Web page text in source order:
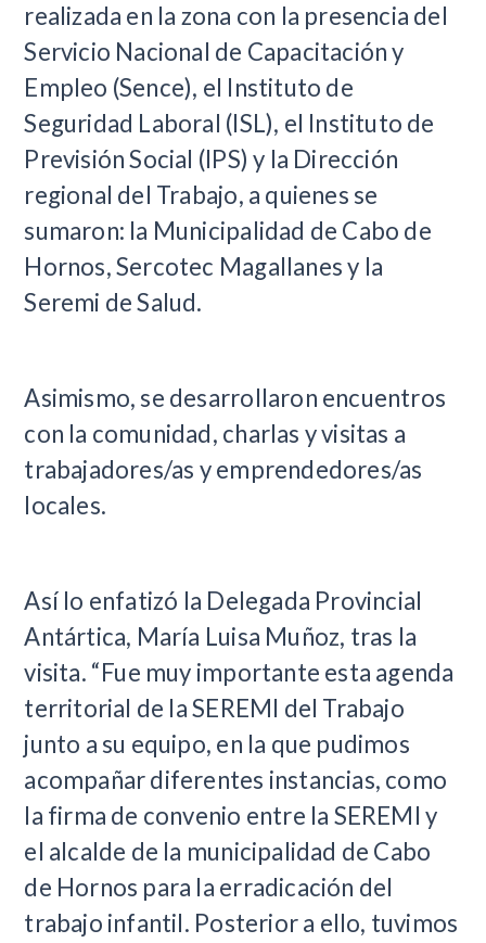
realizada en la zona con la presencia del
Servicio Nacional de Capacitación y
Empleo (Sence), el Instituto de
Seguridad Laboral (ISL), el Instituto de
Previsión Social (IPS) y la Dirección
regional del Trabajo, a quienes se
sumaron: la Municipalidad de Cabo de
Hornos, Sercotec Magallanes y la
Seremi de Salud.
Asimismo, se desarrollaron encuentros
con la comunidad, charlas y visitas a
trabajadores/as y emprendedores/as
locales.
Así lo enfatizó la Delegada Provincial
Antártica, María Luisa Muñoz, tras la
visita. “Fue muy importante esta agenda
territorial de la SEREMI del Trabajo
junto a su equipo, en la que pudimos
acompañar diferentes instancias, como
la firma de convenio entre la SEREMI y
el alcalde de la municipalidad de Cabo
de Hornos para la erradicación del
trabajo infantil. Posterior a ello, tuvimos